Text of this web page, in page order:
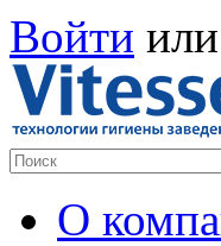
Войти или
О